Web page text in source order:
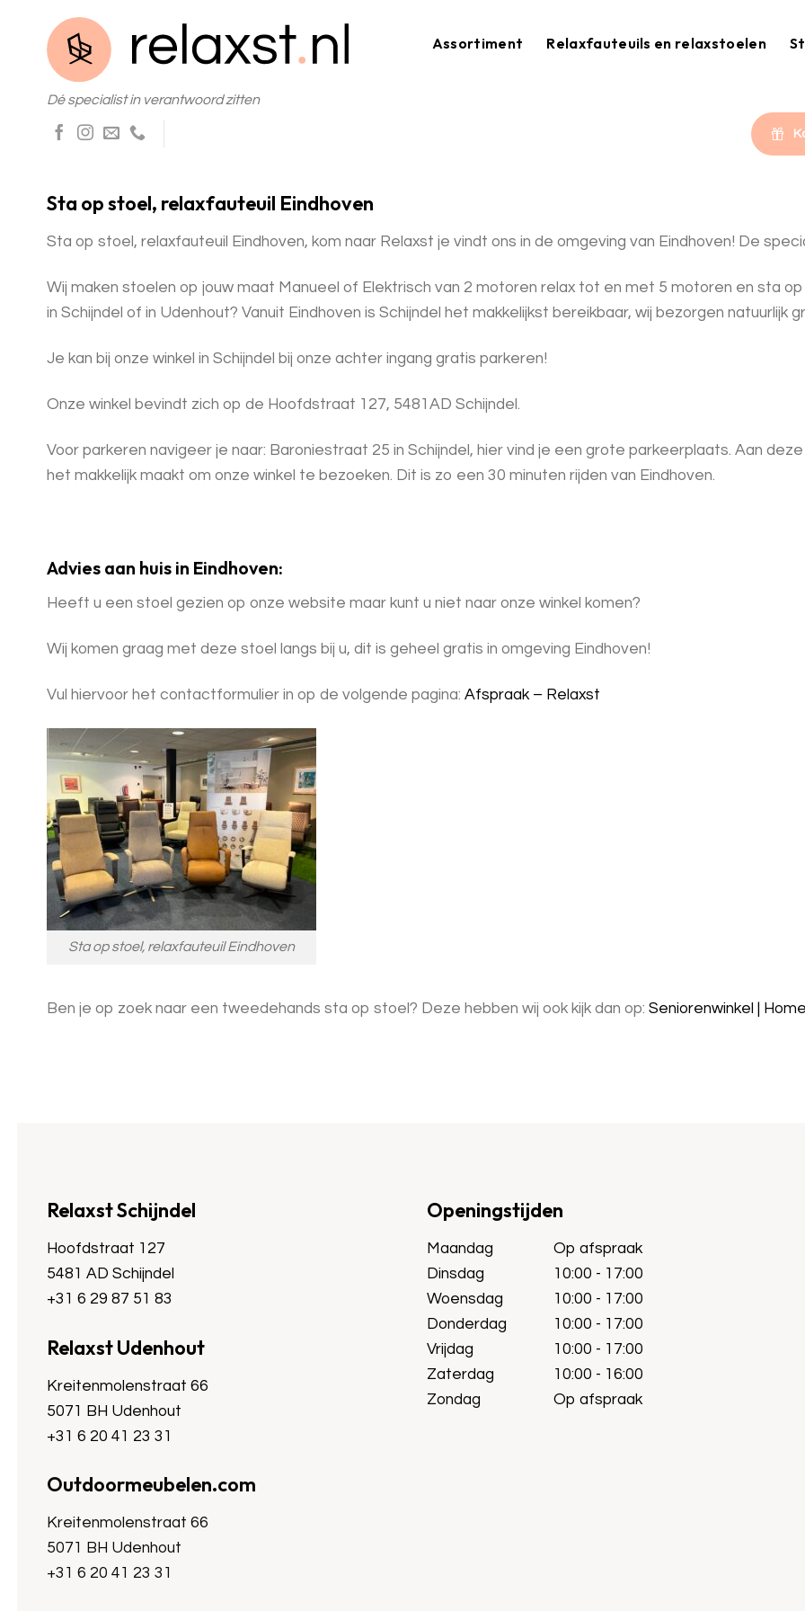
content
Dé specialist in verantwoord zitten
Assortiment Relaxfauteuils en relaxstoelen
Sta op stoel, relaxfauteuil Eindhoven
Sta op stoel, relaxfauteuil Eindhoven, kom naar Relaxst je vindt ons in de omgeving van Eindhoven! De
Wij maken stoelen op jouw maat Manueel of Elektrisch van 2 motoren relax tot en met 5 motoren en sta op
in Schijndel of in Udenhout? Vanuit Eindhoven is Schijndel het makkelijkst bereikbaar, wij bezorgen natuurlijk
Je kan bij onze winkel in Schijndel bij onze achter ingang gratis parkeren!
Onze winkel bevindt zich op de Hoofdstraat 127, 5481AD Schijndel.
Voor parkeren navigeer je naar: Baroniestraat 25 in Schijndel, hier vind je een grote parkeerplaats. Aan
het makkelijk maakt om onze winkel te bezoeken. Dit is zo een 30 minuten rijden van Eindhoven.
Advies aan huis in Eindhoven:
Heeft u een stoel gezien op onze website maar kunt u niet naar onze winkel komen?
Wij komen graag met deze stoel langs bij u, dit is geheel gratis in omgeving Eindhoven!
Vul hiervoor het contactformulier in op de volgende pagina: Afspraak – Relaxst
Sta op stoel, relaxfauteuil Eindhoven
Ben je op zoek naar een tweedehands sta op stoel? Deze hebben wij ook kijk dan op: Seniorenwinkel |
Relaxst Schijndel
Hoofdstraat 127
5481 AD Schijndel
+31 6 29 87 51 83
Relaxst Udenhout
Kreitenmolenstraat 66
5071 BH Udenhout
+31 6 20 41 23 31
Outdoormeubelen.com
Kreitenmolenstraat 66
5071 BH Udenhout
+31 6 20 41 23 31
Openingstijden
Maandag
Dinsdag
Woensdag
Donderdag
Vrijdag
Zaterdag
Zondag
Op afspraak
10:00 - 17:00
10:00 - 17:00
10:00 - 17:00
10:00 - 17:00
10:00 - 16:00
Op afspraak